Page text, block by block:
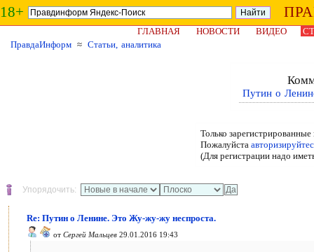
18+
ГЛАВНАЯ НОВОСТИ ВИДЕО
ПравдаИнформ ≈ Статьи, аналитика
Путин о
Только
Пожалуйста
(Для регистрации надо
Упорядочить:
Re: Путин о Ленине. Это Жу-жу-жу неспроста.
от Сергей Мальцев 29.01.2016 19:43